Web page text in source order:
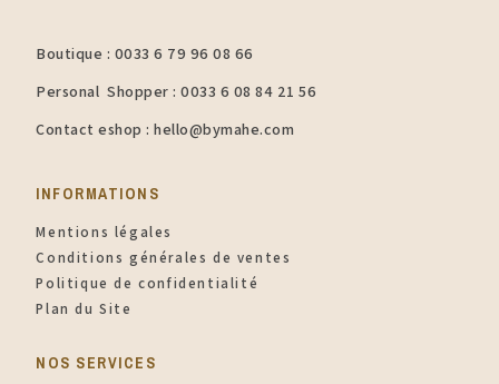
Boutique : 0033 6 79 96 08 66
Personal Shopper : 0033 6 08 84 21 56
Contact eshop : hello@bymahe.com
INFORMATIONS​
Mentions légales
Conditions générales de ventes
Politique de confidentialité
Plan du Site
NOS SERVICES